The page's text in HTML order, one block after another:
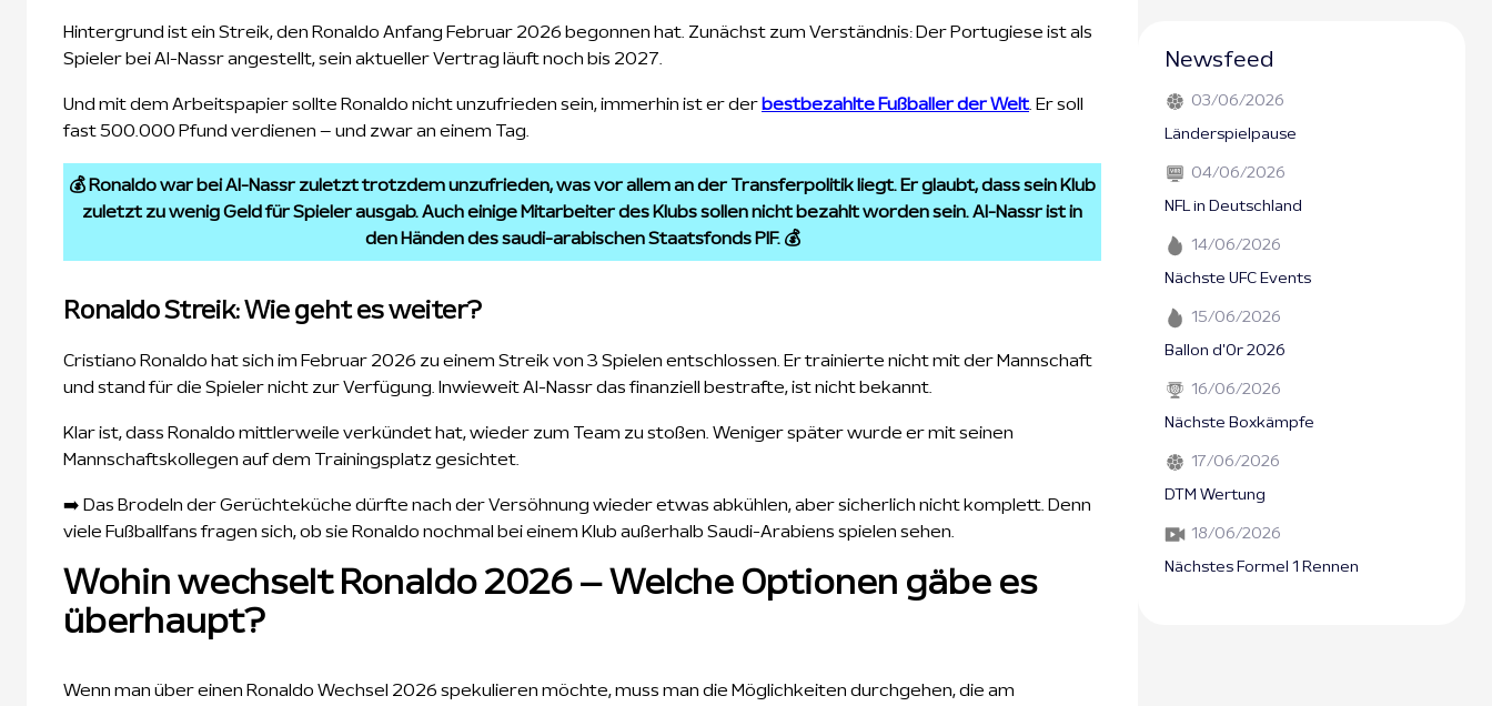
Hintergrund ist ein Streik, den Ronaldo Anfang Februar 2026 begonnen hat. Zunächst zum Verständnis: Der Portugiese ist als
Spieler bei Al-Nassr angestellt, sein aktueller Vertrag läuft noch bis 2027.
Und mit dem Arbeitspapier sollte Ronaldo nicht unzufrieden sein, immerhin ist er der bestbezahlte Fußballer der Welt . Er soll
fast 500.000 Pfund verdienen – und zwar an einem Tag.
💰 Ronaldo war bei Al-Nassr zuletzt trotzdem unzufrieden, was vor allem an der Transferpolitik liegt. Er glaubt, dass sein Klub
zuletzt zu wenig Geld für Spieler ausgab. Auch einige Mitarbeiter des Klubs sollen nicht bezahlt worden sein. Al-Nassr ist in
den Händen des saudi-arabischen Staatsfonds PIF. 💰
Ronaldo Streik: Wie geht es weiter?
Cristiano Ronaldo hat sich im Februar 2026 zu einem Streik von 3 Spielen entschlossen. Er trainierte nicht mit der Mannschaft
und stand für die Spieler nicht zur Verfügung. Inwieweit Al-Nassr das finanziell bestrafte, ist nicht bekannt.
Klar ist, dass Ronaldo mittlerweile verkündet hat, wieder zum Team zu stoßen. Weniger später wurde er mit seinen
Mannschaftskollegen auf dem Trainingsplatz gesichtet.
➡️ Das Brodeln der Gerüchteküche dürfte nach der Versöhnung wieder etwas abkühlen, aber sicherlich nicht komplett. Denn
viele Fußballfans fragen sich, ob sie Ronaldo nochmal bei einem Klub außerhalb Saudi-Arabiens spielen sehen.
Wohin wechselt Ronaldo 2026 – Welche Optionen gäbe es
überhaupt?
Wenn man über einen Ronaldo Wechsel 2026 spekulieren möchte, muss man die Möglichkeiten durchgehen, die am
Newsfeed
03/06/2026
Länderspielpause
04/06/2026
NFL in Deutschland
14/06/2026
Nächste UFC Events
15/06/2026
Ballon d'Or 2026
16/06/2026
Nächste Boxkämpfe
17/06/2026
DTM Wertung
18/06/2026
Nächstes Formel 1 Rennen